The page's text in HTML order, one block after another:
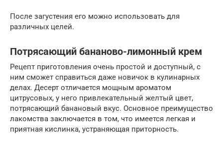
После загустения его можно использовать для
различных целей.
Потрясающий бананово-лимонный крем
Рецепт приготовления очень простой и доступный, с
ним сможет справиться даже новичок в кулинарных
делах. Десерт отличается мощным ароматом
цитрусовых, у него привлекательный желтый цвет,
потрясающий банановый вкус. Основное преимущество
лакомства заключается в том, что имеется легкая и
приятная кислинка, устраняющая приторность.